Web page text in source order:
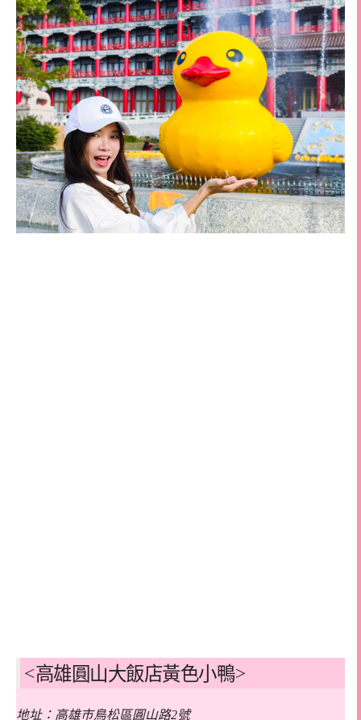
<高雄圓山大飯店黃色小鴨>
地址：高雄市鳥松區圓山路2號